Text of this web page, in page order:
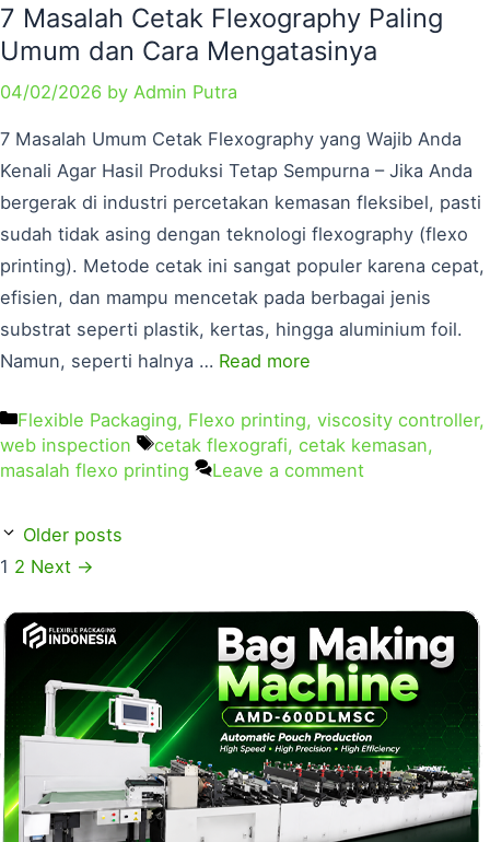
7 Masalah Cetak Flexography Paling
Umum dan Cara Mengatasinya
04/02/2026 by Admin Putra
7 Masalah Umum Cetak Flexography yang Wajib Anda
Kenali Agar Hasil Produksi Tetap Sempurna – Jika Anda
bergerak di industri percetakan kemasan fleksibel, pasti
sudah tidak asing dengan teknologi flexography (flexo
printing). Metode cetak ini sangat populer karena cepat,
efisien, dan mampu mencetak pada berbagai jenis
substrat seperti plastik, kertas, hingga aluminium foil.
Namun, seperti halnya … Read more
Flexible Packaging, Flexo printing,viscosity controller,
web inspection
cetak flexografi,cetak kemasan,
masalah flexo printing
Leave a comment
Older posts
1 2 Next →